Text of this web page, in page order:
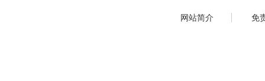
网站简介 免